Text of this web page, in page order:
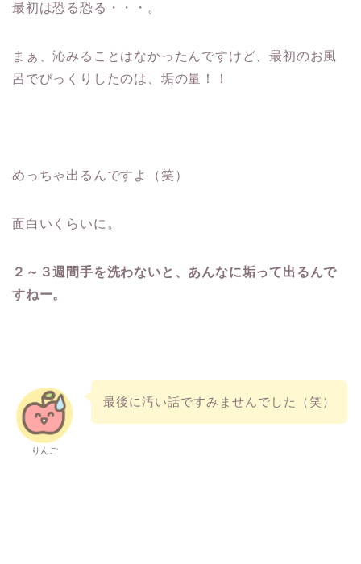
最初は恐る恐る・・・。
まぁ、沁みることはなかったんですけど、最初のお風
呂でびっくりしたのは、垢の量！！
めっちゃ出るんですよ（笑）
面白いくらいに。
２～３週間手を洗わないと、あんなに垢って出るんで
すねー。
りんご
最後に汚い話ですみませんでした（笑）